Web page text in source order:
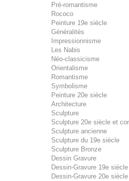
Pré-romantisme
Rococo
Peinture 19e siècle
Généralités
Impressionnisme
Les Nabis
Néo-classicisme
Orientalisme
Romantisme
Symbolisme
Peinture 20e siècle
Architecture
Sculpture
Sculpture 20e siècle et
Sculpture ancienne
Sculpture du 19e siècle
Sculpture Bronze
Dessin Gravure
Dessin-Gravure 19e siècle
Dessin-Gravure 20e